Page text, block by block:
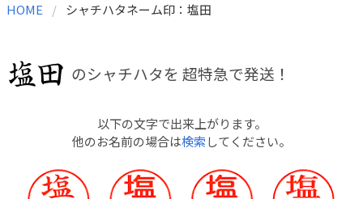
HOME シャチハタネーム印：塩田
のシャチハタを 超特急で発送！
以下の文字で出来上がります。
他のお名前の場合は検索してください。